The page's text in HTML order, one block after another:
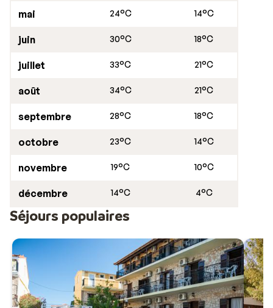
mai 24°C 14°C
juin 30°C 18°C
juillet 33°C 21°C
août 34°C 21°C
septembre 28°C 18°C
octobre 23°C 14°C
novembre 19°C 10°C
décembre 14°C 4°C
Séjours populaires